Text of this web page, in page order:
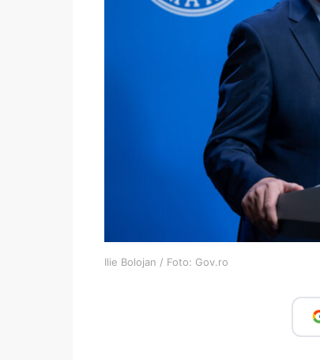
Ilie Bolojan / Foto: Gov.ro